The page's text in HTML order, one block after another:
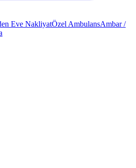
Eve NakliyatÖzel AmbulansAmbar /